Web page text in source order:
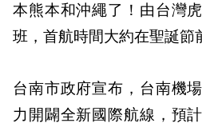
本熊本和沖繩了！由台灣
班，首航時間大約在聖誕節
台南市政府宣布，台南機
力開闢全新國際航線，預